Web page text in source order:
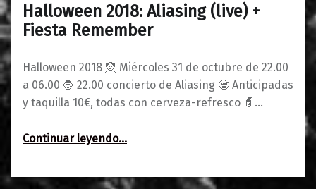
Halloween 2018: Aliasing (live) +
Fiesta Remember
Halloween 2018 🧝 Miércoles 31 de octubre de 22.00
a 06.00 🧛‍ 22.00 concierto de Aliasing 🧟‍ Anticipadas
y taquilla 10€, todas con cerveza-refresco 🧙‍‍…
Continuar leyendo“Halloween 2018: Aliasing (live) + Fiesta Remember”
…
22/10/2018
0
Maravillas